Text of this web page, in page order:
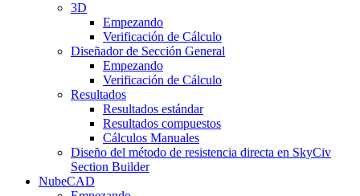
3D
Empezando
Verificación de Cálculo
Diseñador de Sección General
Empezando
Verificación de Cálculo
Resultados
Resultados estándar
Resultados compuestos
Cálculos Manuales
Diseño del método de resistencia directa en SkyCiv
Section Builder
NubeCAD